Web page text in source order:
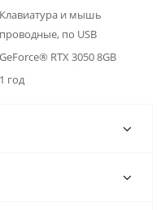
Клавиатура и мышь
проводные, по USB
GeForce® RTX 3050 8GB
1 год